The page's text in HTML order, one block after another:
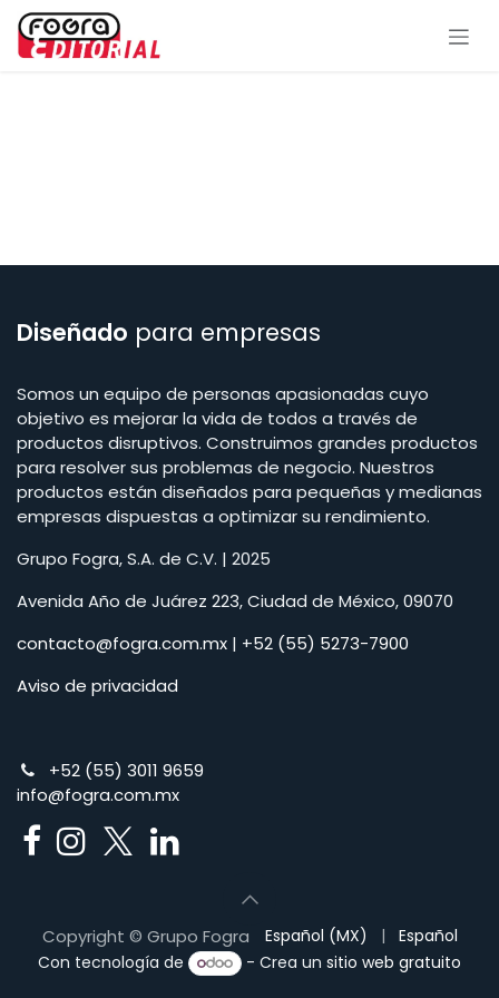
Ir al contenido
Diseñado para empresas
Somos un equipo de personas apasionadas cuyo
objetivo es mejorar la vida de todos a través de
productos disruptivos. Construimos grandes productos
para resolver sus problemas de negocio. Nuestros
productos están diseñados para pequeñas y medianas
empresas dispuestas a optimizar su rendimiento.
Grupo Fogra, S.A. de C.V. | 2025
Avenida Año de Juárez 223, Ciudad de México, 09070
contacto@fogra.com.mx | +52 (55) 5273-7900
Aviso de privacidad
+52 (55) 3011 9659
info@fogra.com.mx
Copyright © Grupo Fogra Español (MX) |
Español
Con tecnología de
- Crea unsitio web gratuito